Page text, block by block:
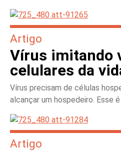
Artigo
Vírus imitando
celulares da
Vírus precisam de células
alcançar um hospedeiro. Esse
Artigo